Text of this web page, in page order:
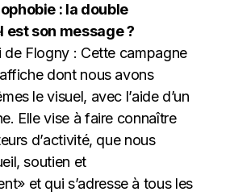
: la double
est son message ?
de Flogny : Cette campagne
dont nous avons
le visuel, avec l’aide d’un
Elle vise à faire connaître
d’activité, que nous
soutien et
et qui s’adresse à tous les